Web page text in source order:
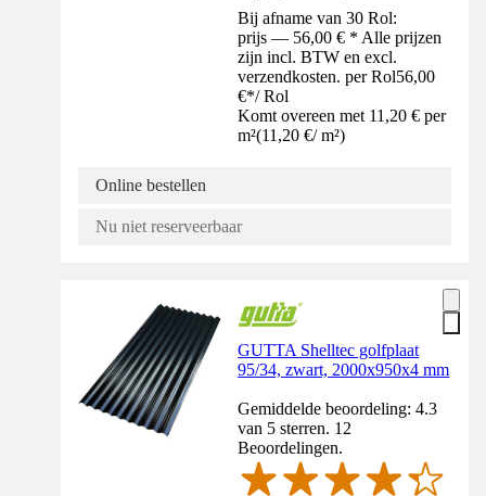
Bij afname van 30 Rol:
prijs — 56,00 € * Alle prijzen
zijn incl. BTW en excl.
verzendkosten. per Rol56,00
€*/ Rol
Komt overeen met 11,20 € per
m²(11,20 €/ m²)
Online bestellen
Nu niet reserveerbaar
GUTTA Shelltec golfplaat
95/34, zwart, 2000x950x4 mm
Gemiddelde beoordeling: 4.3
van 5 sterren. 12
Beoordelingen.